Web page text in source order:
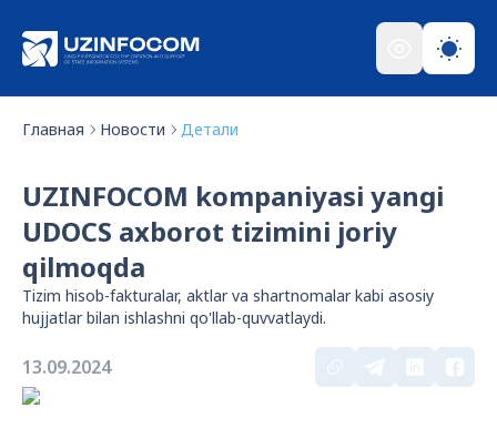
Главная Новости Детали
UZINFOCOM kompaniyasi yangi
UDOCS axborot tizimini joriy
qilmoqda
Tizim hisob-fakturalar, aktlar va shartnomalar kabi asosiy
hujjatlar bilan ishlashni qo'llab-quvvatlaydi.
13.09.2024